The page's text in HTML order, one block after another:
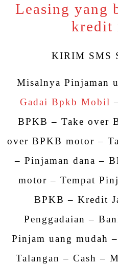
Leasing yang
kredit
KIRIM SMS
Misalnya Pinjaman
Gadai Bpkb Mobil
BPKB – Take over
over BPKB motor –
– Pinjaman dana –
motor – Tempat
BPKB – Kredit
Penggadaian –
Pinjam uang mudah
Talangan – Cash –